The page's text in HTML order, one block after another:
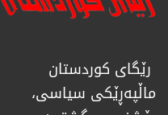
رێگای كوردستان
ماڵپەڕێكی سیاسی،